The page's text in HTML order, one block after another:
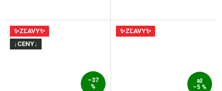
✨ZĽAVY✨
↓CENY↓
–37
%
✨ZĽAVY✨
až
–5 %